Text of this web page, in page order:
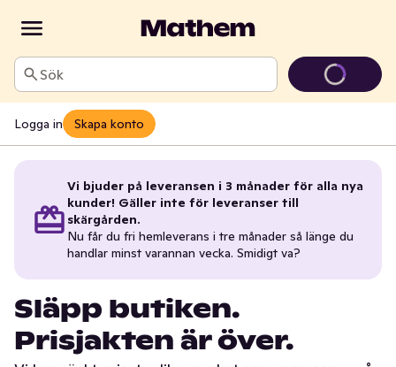
Sök
Logga in Skapa konto
Vi bjuder på leveransen i 3 månader för alla nya
kunder! Gäller inte för leveranser till
skärgården.
Nu får du fri hemleverans i tre månader så länge du
handlar minst varannan vecka. Smidigt va?
Släpp butiken.
Prisjakten är över.